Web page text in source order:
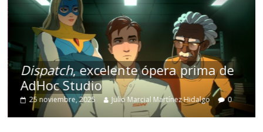
Dispatch, excelente ópera prima de
AdHoc Studio
25 noviembre, 2025 Julio Marcial Martínez Hidalgo 0